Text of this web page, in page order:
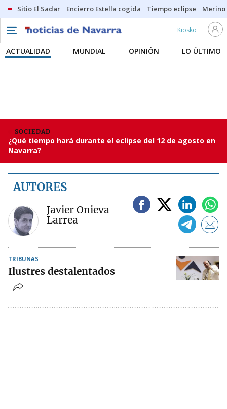
Sitio El Sadar Encierro Estella cogida Tiempo eclipse
Kiosko
ACTUALIDAD MUNDIAL OPINIÓN LO ÚLTIMO
SOCIEDAD
¿Qué tiempo hará durante el eclipse del 12 de agosto en
Navarra?
AUTORES
Javier Onieva
Larrea
TRIBUNAS
Ilustres destalentados